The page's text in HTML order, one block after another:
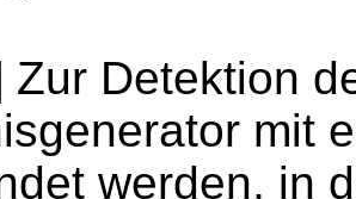
Zur Detektion
mit
werden, in